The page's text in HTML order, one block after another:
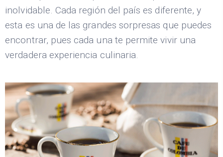
inolvidable. Cada región del país es diferente, y
esta es una de las grandes sorpresas que puedes
encontrar, pues cada una te permite vivir una
verdadera experiencia culinaria.